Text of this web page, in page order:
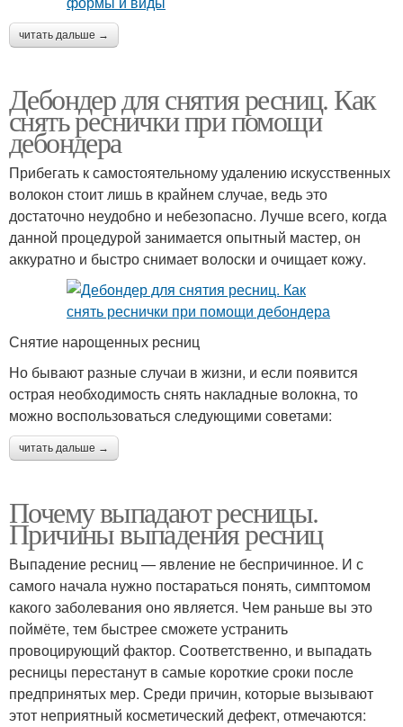
читать дальше →
Дебондер для снятия ресниц. Как
снять реснички при помощи
дебондера
Прибегать к самостоятельному удалению искусственных
волокон стоит лишь в крайнем случае, ведь это
достаточно неудобно и небезопасно. Лучше всего, когда
данной процедурой занимается опытный мастер, он
аккуратно и быстро снимает волоски и очищает кожу.
Снятие нарощенных ресниц
Но бывают разные случаи в жизни, и если появится
острая необходимость снять накладные волокна, то
можно воспользоваться следующими советами:
читать дальше →
Почему выпадают ресницы.
Причины выпадения ресниц
Выпадение ресниц — явление не беспричинное. И с
самого начала нужно постараться понять, симптомом
какого заболевания оно является. Чем раньше вы это
поймёте, тем быстрее сможете устранить
провоцирующий фактор. Соответственно, и выпадать
ресницы перестанут в самые короткие сроки после
предпринятых мер. Среди причин, которые вызывают
этот неприятный косметический дефект, отмечаются: